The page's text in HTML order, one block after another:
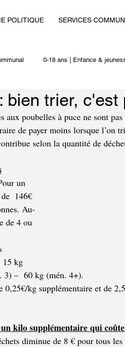
POLITIQUE SERVICES
0-18 ans | Enfance &
bien trier, c'est
aux poubelles à puce ne sont
de payer moins lorsque l’on
selon la quantité de
un
146€
Au-
de 4 ou
15 kg
–  60 kg (mén. 4+).
0,25€/kg supplémentaire et de
kilo supplémentaire qui
diminue de 8 € pour tous